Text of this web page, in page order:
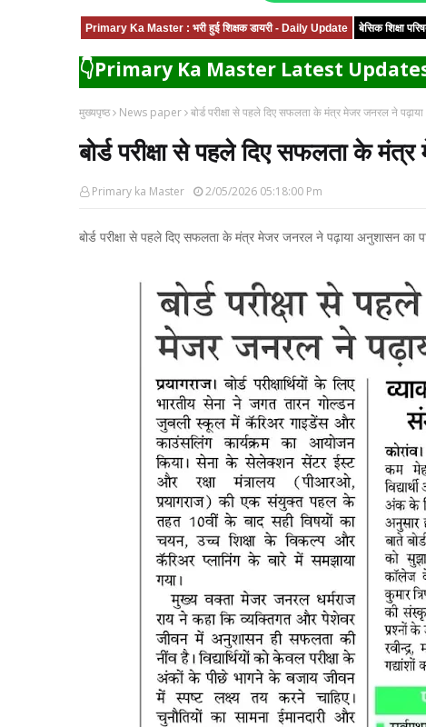
Primary Ka Master : भरी हुई शिक्षक डायरी - Daily Update बेसिक शिक्षा
👇Primary Ka Master Latest
मुख्यपृष्ठ News paper बोर्ड परीक्षा से पहले दिए सफलता के मंत्र मेजर जनरल ने
बोर्ड परीक्षा से पहले दिए सफलता के
Primary ka Master 2/05/2026 05:18:00 Pm
बोर्ड परीक्षा से पहले दिए सफलता के मंत्र मेजर जनरल ने पढ़ाया अनुशासन का